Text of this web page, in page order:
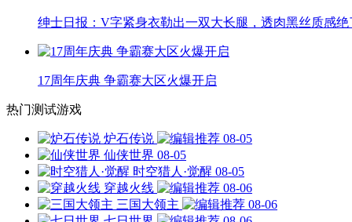
绅士日报：V字紧身衣勒出一双大长腿，透肉黑丝质感绝
17周年庆典 争霸赛大区火爆开启
热门测试游戏
炉石传说
08-05
仙侠世界 08-05
时空猎人·觉醒 08-05
穿越火线
08-06
三国大领主
08-06